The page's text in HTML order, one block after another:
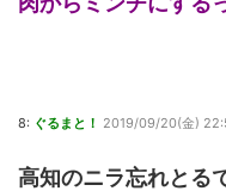
8: ぐるまと！ 2019/09/20(金)
高知のニラ忘れとる